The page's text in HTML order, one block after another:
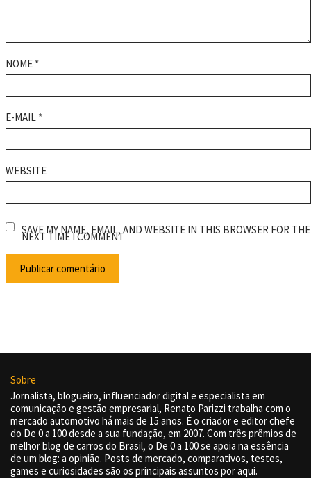
NOME *
E-MAIL *
WEBSITE
SAVE MY NAME, EMAIL, AND WEBSITE IN THIS BROWSER FOR THE
NEXT TIME I COMMENT
Sobre
Jornalista, blogueiro, influenciador digital e especialista em
comunicação e gestão empresarial, Renato Parizzi trabalha com o
mercado automotivo há mais de 15 anos. É o criador e editor chefe
do De 0 a 100 desde a sua fundação, em 2007. Com três prêmios de
melhor blog de carros do Brasil, o De 0 a 100 se apoia na essência
de um blog: a opinião. Posts de mercado, comparativos, testes,
games e curiosidades são os principais assuntos por aqui.